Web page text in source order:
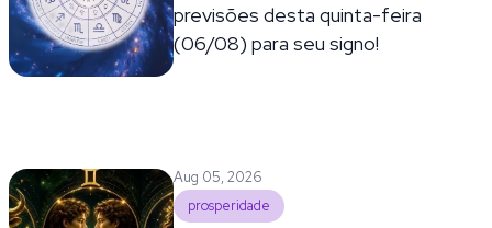
previsões desta quinta-feira
(06/08) para seu signo!
Aug 05, 2026
prosperidade